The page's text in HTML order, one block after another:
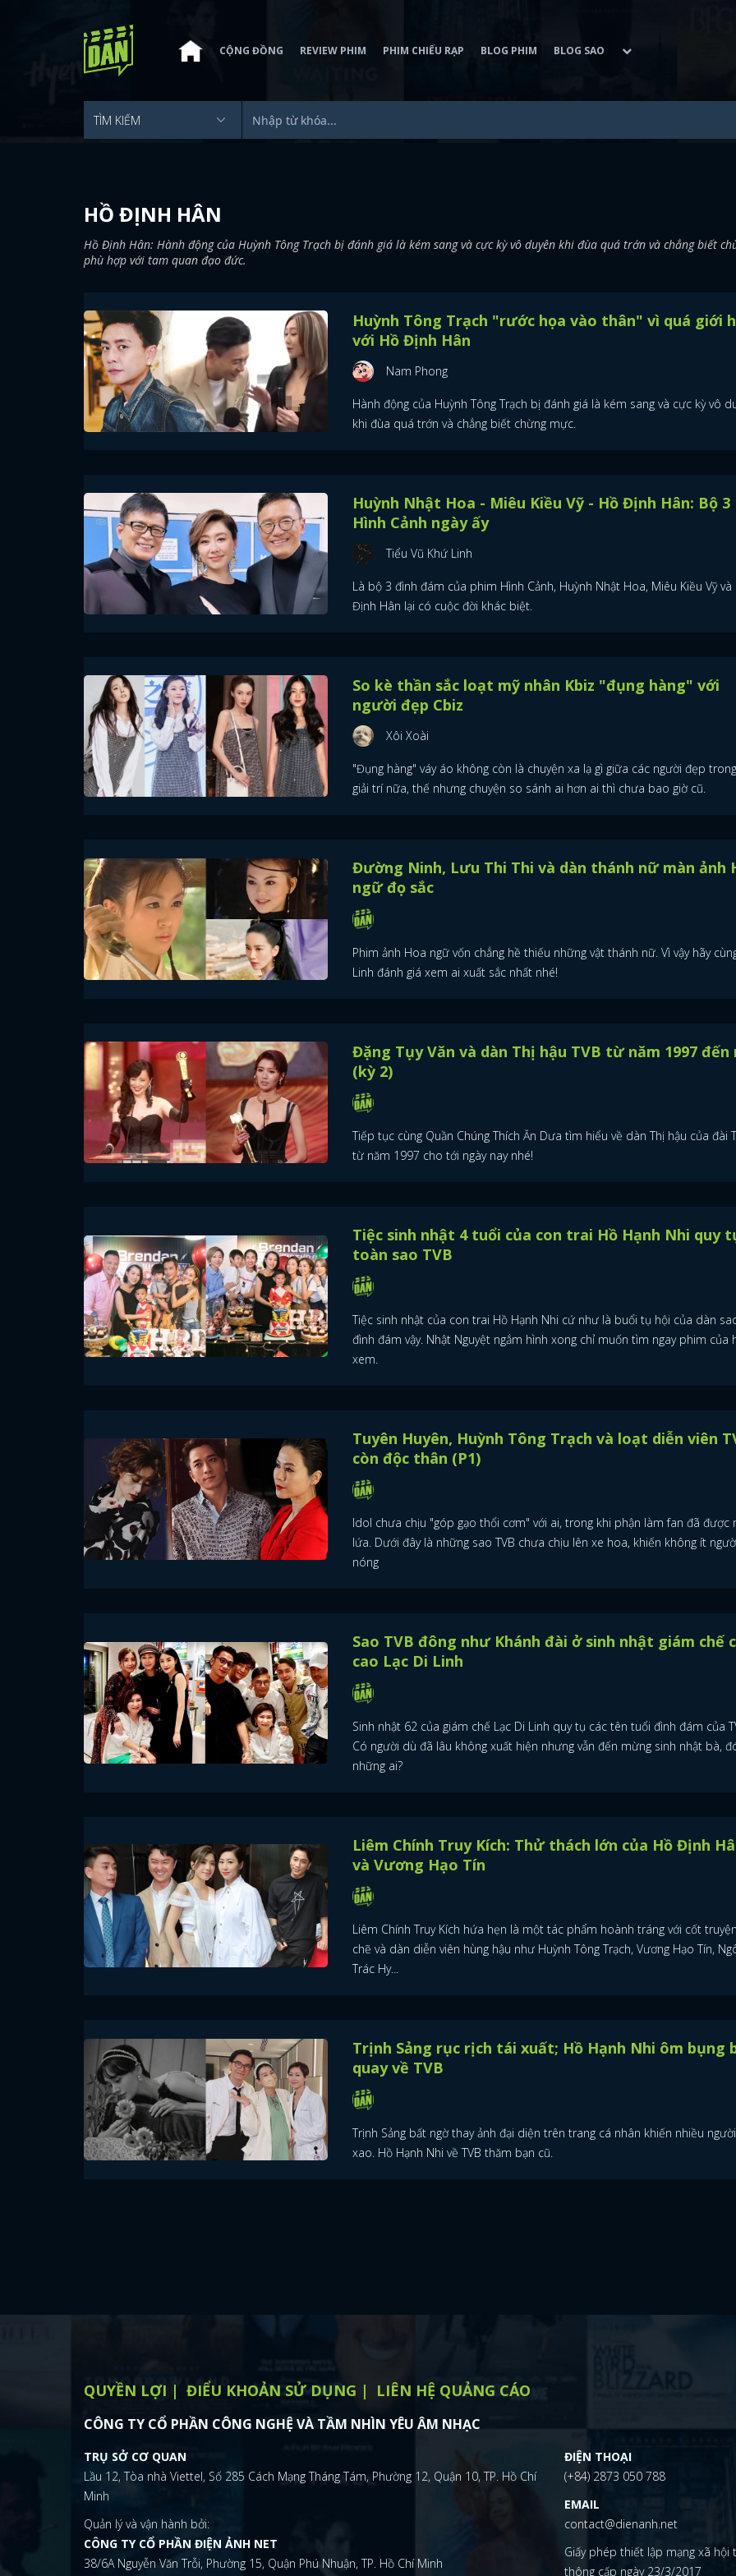
ĐĂNG NHẬP
CỘNG ĐỒNG REVIEW PHIM PHIM CHIẾU RẠP BLOG PHIM BLOG SAO
HỒ ĐỊNH HÂN
Hồ Định Hân: Hành động của Huỳnh Tông Trạch bị đánh giá là kém sang và cực kỳ vô duyên khi đùa quá trớn và chẳng biết
phù hợp với tam quan đạo đức.
Huỳnh Tông Trạch "rước họa vào thân" vì quá giới
với Hồ Định Hân
Nam Phong
Hành động của Huỳnh Tông Trạch bị đánh giá là kém sang và cực kỳ vô
khi đùa quá trớn và chẳng biết chừng mực.
Huỳnh Nhật Hoa - Miêu Kiều Vỹ - Hồ Định Hân: Bộ 3
Hình Cảnh ngày ấy
Tiểu Vũ Khứ Linh
Là bộ 3 đình đám của phim Hình Cảnh, Huỳnh Nhật Hoa, Miêu Kiều Vỹ và
Định Hân lại có cuộc đời khác biệt.
So kè thần sắc loạt mỹ nhân Kbiz "đụng hàng" với
người đẹp Cbiz
Xôi Xoài
"Đụng hàng" váy áo không còn là chuyện xa lạ gì giữa các người đẹp
giải trí nữa, thế nhưng chuyện so sánh ai hơn ai thì chưa bao giờ cũ.
Đường Ninh, Lưu Thi Thi và dàn thánh nữ màn ảnh
ngữ đọ sắc
Phim ảnh Hoa ngữ vốn chẳng hề thiếu những vật thánh nữ. Vì vậy hãy
Linh đánh giá xem ai xuất sắc nhất nhé!
Đặng Tụy Văn và dàn Thị hậu TVB từ năm 1997 đến
(kỳ 2)
Tiếp tục cùng Quần Chúng Thích Ăn Dưa tìm hiểu về dàn Thị hậu của đài
từ năm 1997 cho tới ngày nay nhé!
Tiệc sinh nhật 4 tuổi của con trai Hồ Hạnh Nhi quy
toàn sao TVB
Tiệc sinh nhật của con trai Hồ Hạnh Nhi cứ như là buổi tụ hội của dàn
đình đám vậy. Nhật Nguyệt ngắm hình xong chỉ muốn tìm ngay phim của
xem.
Tuyên Huyên, Huỳnh Tông Trạch và loạt diễn viên
còn độc thân (P1)
Idol chưa chịu "góp gạo thổi cơm" với ai, trong khi phận làm fan đã được
lứa. Dưới đây là những sao TVB chưa chịu lên xe hoa, khiến không ít
nóng
Sao TVB đông như Khánh đài ở sinh nhật giám chế
cao Lạc Di Linh
Sinh nhật 62 của giám chế Lạc Di Linh quy tụ các tên tuổi đình đám của
Có người dù đã lâu không xuất hiện nhưng vẫn đến mừng sinh nhật bà,
những ai?
Liêm Chính Truy Kích: Thử thách lớn của Hồ Định
và Vương Hạo Tín
Liêm Chính Truy Kích hứa hẹn là một tác phẩm hoành tráng với cốt
chẽ và dàn diễn viên hùng hậu như Huỳnh Tông Trạch, Vương Hạo Tín,
Trác Hy...
Trịnh Sảng rục rịch tái xuất; Hồ Hạnh Nhi ôm bụng
quay về TVB
Trịnh Sảng bất ngờ thay ảnh đại diện trên trang cá nhân khiến nhiều
xao. Hồ Hạnh Nhi về TVB thăm bạn cũ.
QUYỀN LỢI ĐIỂU KHOẢN SỬ DỤNG LIÊN HỆ QUẢNG CÁO
CÔNG TY CỔ PHẦN CÔNG NGHỆ VÀ TẦM NHÌN YÊU ÂM NHẠC
TRỤ SỞ CƠ QUAN
Lầu 12, Tòa nhà Viettel, Số 285 Cách Mạng Tháng Tám, Phường 12, Quận 10, TP. Hồ Chí
Minh
Quản lý và vận hành bởi:
CÔNG TY CỔ PHẦN ĐIỆN ẢNH NET
38/6A Nguyễn Văn Trỗi, Phường 15, Quận Phú Nhuận, TP. Hồ Chí Minh
ĐIỆN THOẠI
(+84) 2873 050 788
EMAIL
contact@dienanh.net
Giấy phép thiết lập mạng xã hội
thông cấp ngày 23/3/2017